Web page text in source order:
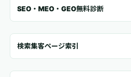
SEO・MEO・GEO無料診断
検索集客ページ索引